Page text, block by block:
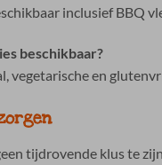
inclusief BBQ
beschikbaar?
vegetarische en
tijdrovende klus te